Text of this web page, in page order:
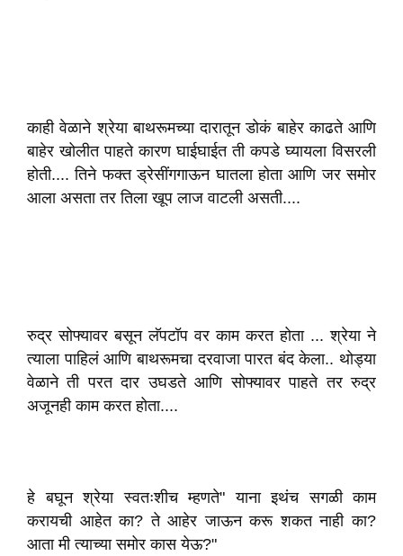
काही वेळाने श्रेया बाथरूमच्या दारातून डोकं बाहेर काढते आणि
बाहेर खोलीत पाहते कारण घाईघाईत ती कपडे घ्यायला विसरली
होती.... तिने फक्त ड्रेसींगगाऊन घातला होता आणि जर समोर
आला असता तर तिला खूप लाज वाटली असती....
रुद्र सोफ्यावर बसून लॅपटॉप वर काम करत होता ... श्रेया ने
त्याला पाहिलं आणि बाथरूमचा दरवाजा पारत बंद केला.. थोड्या
वेळाने ती परत दार उघडते आणि सोफ्यावर पाहते तर रुद्र
अजूनही काम करत होता....
हे बघून श्रेया स्वतःशीच म्हणते" याना इथंच सगळी काम
करायची आहेत का? ते आहेर जाऊन करू शकत नाही का?
आता मी त्याच्या समोर कास येऊ?"